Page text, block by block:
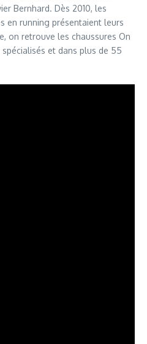
Bernhard. Dès 2010, les
en running présentaient leurs
on retrouve les chaussures On
et dans plus de 55